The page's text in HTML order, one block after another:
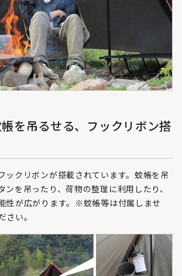
を吊るせる、フックリボン搭
ックリボンが搭載されています。蚊帳を吊
ンを吊ったり、荷物の整理に利用したり、
性が広がります。※蚊帳等は付属しませ
さい。